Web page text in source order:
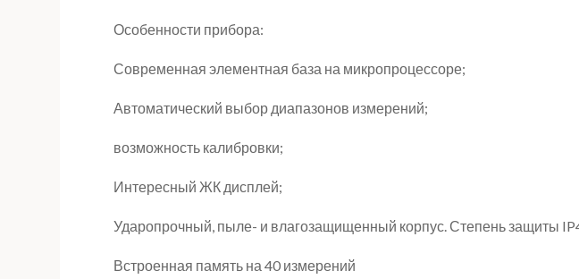
Особенности прибора:
Современная элементная база на микропроцессоре;
Автоматический выбор диапазонов измерений;
возможность калибровки;
Интересный ЖК дисплей;
Ударопрочный, пыле- и влагозащищенный корпус. Степень защиты
Встроенная память на 40 измерений